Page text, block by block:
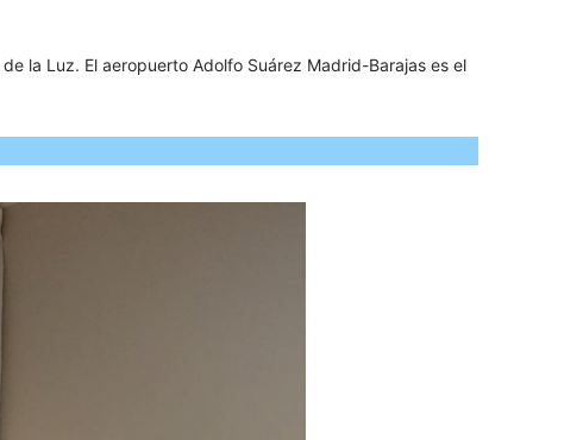
la Luz. El aeropuerto Adolfo Suárez Madrid-Barajas es el